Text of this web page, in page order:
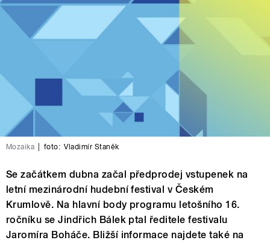
Mozaika foto: Vladimír Staněk
Se začátkem dubna začal předprodej vstupenek na
letní mezinárodní hudební festival v Českém
Krumlově. Na hlavní body programu letošního 16.
ročníku se Jindřich Bálek ptal ředitele festivalu
Jaromíra Boháče. Bližší informace najdete také na